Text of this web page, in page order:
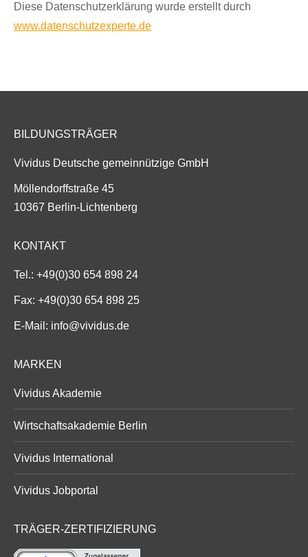
Diese Datenschutzerklärung wurde erstellt durch
www.datenschutzexperte.de
BILDUNGSTRÄGER
Vividus Deutsche gemeinnützige GmbH
Möllendorffstraße 45
10367 Berlin-Lichtenberg
KONTAKT
Tel.: +49(0)30 654 898 24
Fax: +49(0)30 654 898 25
E-Mail: info@vividus.de
MARKEN
Vividus Akademie
Wirtschaftsakademie Berlin
Vividus International
Vividus Jobportal
TRÄGER-ZERTIFIZIERUNG